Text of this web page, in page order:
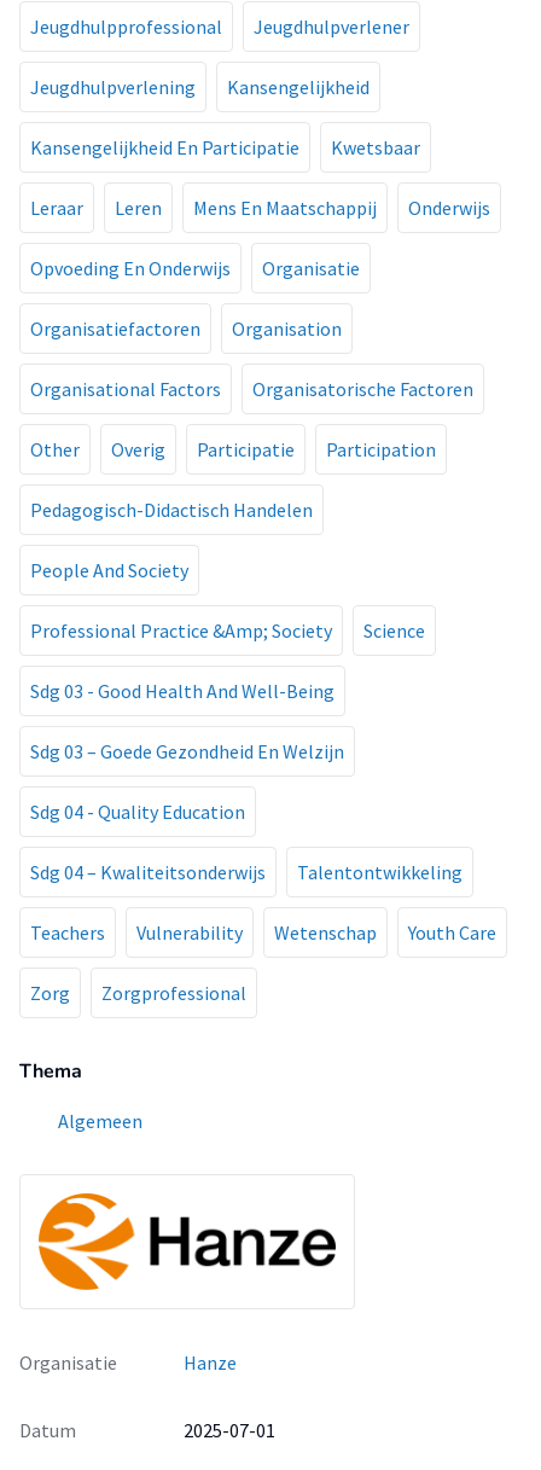
Jeugdhulpprofessional Jeugdhulpverlener
Jeugdhulpverlening Kansengelijkheid
Kansengelijkheid En Participatie Kwetsbaar
Leraar Leren Mens En Maatschappij Onderwijs
Opvoeding En Onderwijs Organisatie
Organisatiefactoren Organisation
Organisational Factors Organisatorische Factoren
Other Overig Participatie Participation
Pedagogisch-Didactisch Handelen
People And Society
Professional Practice &Amp; Society Science
Sdg 03 - Good Health And Well-Being
Sdg 03 – Goede Gezondheid En Welzijn
Sdg 04 - Quality Education
Sdg 04 – Kwaliteitsonderwijs Talentontwikkeling
Teachers Vulnerability Wetenschap Youth Care
Zorg Zorgprofessional
Thema
Algemeen
Organisatie Hanze
Datum
2025-07-01